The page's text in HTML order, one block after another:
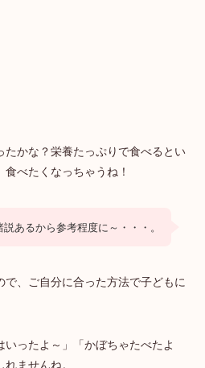
たかな？栄養たっぷりで食べるとい
べたくなっちゃうね！
説あるから参考程度に～・・・。
、ご自分に合った方法で子どもに
ったよ～」「かぼちゃたべたよ
ませんね。